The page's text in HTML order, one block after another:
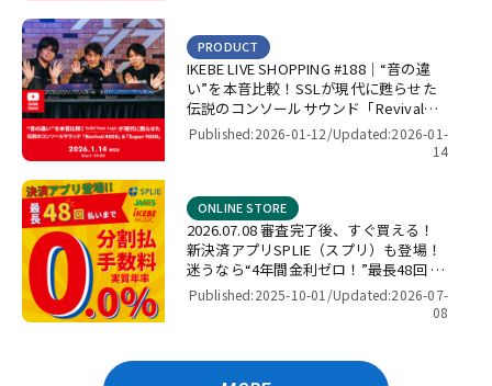
IKEBE LIVE SHOPPING #188｜“音の違
い”を本音比較！SSLが現代に甦らせた
伝説のコンソールサウンド「Revival
4000」＆「Super 9000」【presented
PRODUCT
Published:2026-01-12/Updated:2026-01-
14
2026.07.08 審査完了後、すぐ買える！
新決済アプリSPLIE（スプリ）も登場！
迷うなら“4年間金利ゼロ！”最長48回 無
金利キャンペーン
ONLINE STORE
Published:2025-10-01/Updated:2026-07-
08